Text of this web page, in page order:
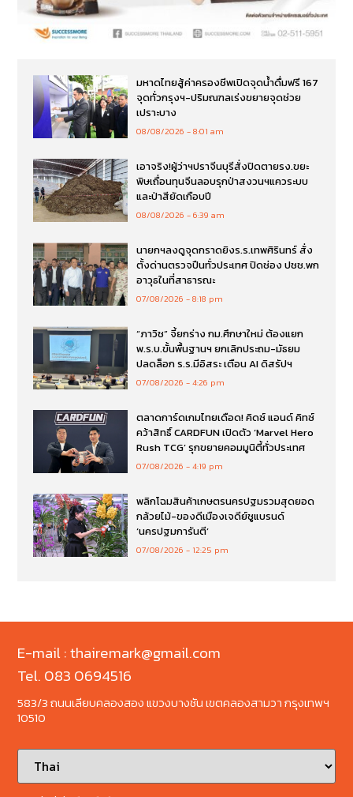
มหาดไทยสู้ค่าครองชีพเปิดจุดน้ำดื่มฟรี 167
จุดทั่วกรุงฯ-ปริมณฑลเร่งขยายจุดช่วย
เปราะบาง
08/08/2026 8:01 am
เอาจริง!ผู้ว่าฯปราจีนบุรีสั่งปิดตายรง.ขยะ
พิษเถื่อนทุนจีนลอบรุกป่าสงวนฯแควระบบ
และป่าสียัดเกือบปี
08/08/2026 6:39 am
นายกฯลงดูจุดกราดยิงร.ร.เทพศิรินทร์ สั่ง
ตั้งด่านตรวจปืนทั่วประเทศ ปิดช่อง ปชช.พก
อาวุธในที่สาธารณะ
07/08/2026 8:18 pm
“ภาวิช” จี้ยกร่าง กม.ศึกษาใหม่ ต้องแยก
พ.ร.บ.ขั้นพื้นฐานฯ ยกเลิกประถม-มัธยม
ปลดล็อก ร.ร.มีอิสระ เตือน AI ดิสรัปฯ
07/08/2026 4:26 pm
ตลาดการ์ดเกมไทยเดือด! คิดซ์ แอนด์ คิทซ์
คว้าสิทธิ์ CARDFUN เปิดตัว ‘Marvel Hero
Rush TCG’ รุกขยายคอมมูนิตี้ทั่วประเทศ
07/08/2026 4:19 pm
พลิกโฉมสินค้าเกษตรนครปฐมรวมสุดยอด
กล้วยไม้-ของดีเมืองเจดีย์ชูแบรนด์
‘นครปฐมการันตี’
07/08/2026 12:25 pm
E-mail : thairemark@gmail.com
Tel. 083 0694516
583/3 ถนนเลียบคลองสอง แขวงบางชัน เขตคลองสามวา กรุงเทพฯ
10510